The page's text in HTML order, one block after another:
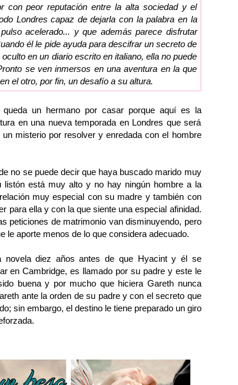
con peor reputación entre la alta sociedad y el
Londres capaz de dejarla con la palabra en la
acelerado... y que además parece disfrutar
él le pide ayuda para descifrar un secreto de
en un diario escrito en italiano, ella no puede
se ven inmersos en una aventura en la que
el otro, por fin, un desafío a su altura.
un hermano por casar porque aquí es la
en una nueva temporada en Londres que será
misterio por resolver y enredada con el hombre
no se puede decir que haya buscado marido muy
está muy alto y no hay ningún hombre a la
muy especial con su madre y también con
para ella y con la que siente una especial afinidad.
peticiones de matrimonio van disminuyendo, pero
le aporte menos de lo que considera adecuado.
diez años antes de que Hyacint y él se
en Cambridge, es llamado por su padre y este le
buena y por mucho que hiciera Gareth nunca
ante la orden de su padre y con el secreto que
sin embargo, el destino le tiene preparado un giro